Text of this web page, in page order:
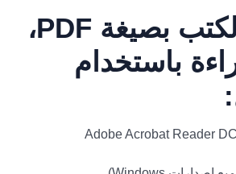
جميع الكتب بصيغة PDF،
باستخدام
Adobe Acrobat Reader